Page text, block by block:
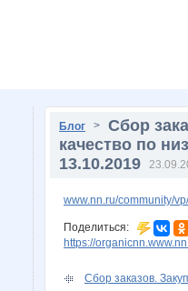
Блог > Сбор
качество по
13.10.2019
www.nn.ru/community/
Поделиться:
https://
Сбор заказов.